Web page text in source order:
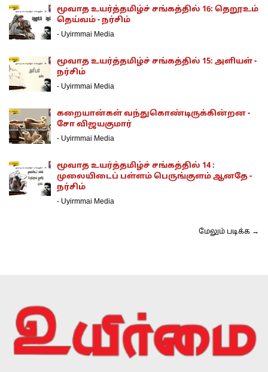
மூவாத உயர்த்தமிழ்ச் சங்கத்தில் 16: தெறூஉம்
தெய்வம் - நர்சிம்
- Uyirmmai Media
மூவாத உயர்த்தமிழ்ச் சங்கத்தில் 15: அளியள் -
நர்சிம்
- Uyirmmai Media
கறையான்கள் வந்துகொண்டிருக்கின்றன -
சோ விஜயகுமார்
- Uyirmmai Media
மூவாத உயர்த்தமிழ்ச் சங்கத்தில் 14 :
முலையிடைப் பள்ளம் பெருங்குளம் ஆனதே -
நர்சிம்
- Uyirmmai Media
மேலும் படிக்க →